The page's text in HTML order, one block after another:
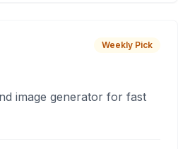
Weekly Pick
image generator for fast